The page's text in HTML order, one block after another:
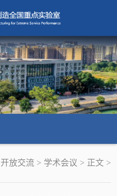
开放交流 > 学术会议 > 正文 >